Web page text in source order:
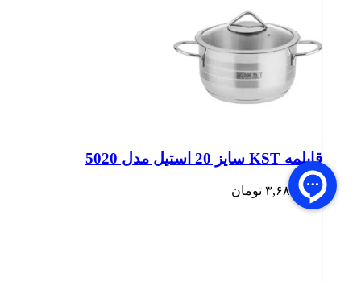
قابلمه KST سایز 20 استیل مدل 5020
۳,۶۸۰,۰۰۰ تومان